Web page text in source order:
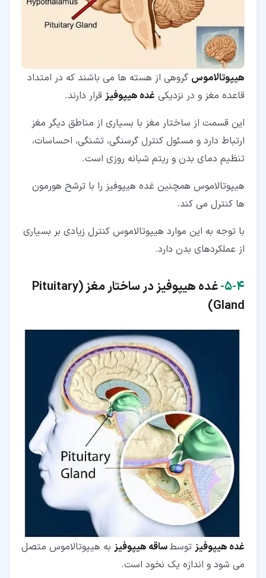
هیپوتالاموس گروهی از هسته ها می باشند که در امتداد
قاعده مغز و در نزدیکی غده هیپوفیز قرار دارند.
این قسمت از ساختار مغز با بسیاری از مناطق دیگر مغز
ارتباط دارد و مسئول کنترل گرسنگی، تشنگی، احساسات،
تنظیم دمای بدن و ریتم شبانه روزی است.
هیپوتالاموس همچنین غده هیپوفیز را با ترشح هورمون
ها کنترل می کند.
با توجه به این موارد هیپوتالاموس کنترل زیادی بر بسیاری
از عملکردهای بدن دارد.
۴‏-‏۵‏- غده هیپوفیز در ساختار مغز (Pituitary
Gland
)
غده هیپوفیز توسطساقه هیپوفیز به هیپوتالاموس متصل
می شود و اندازه یک نخود است.